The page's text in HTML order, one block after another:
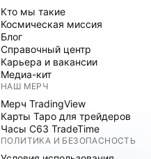
Кто мы такие
Космическая миссия
Блог
Справочный центр
Карьера и вакансии
Медиа-кит
НАШ МЕРЧ
Мерч TradingView
Карты Таро для трейдеров
Часы C63 TradeTime
ПОЛИТИКА И БЕЗОПАСНОСТЬ